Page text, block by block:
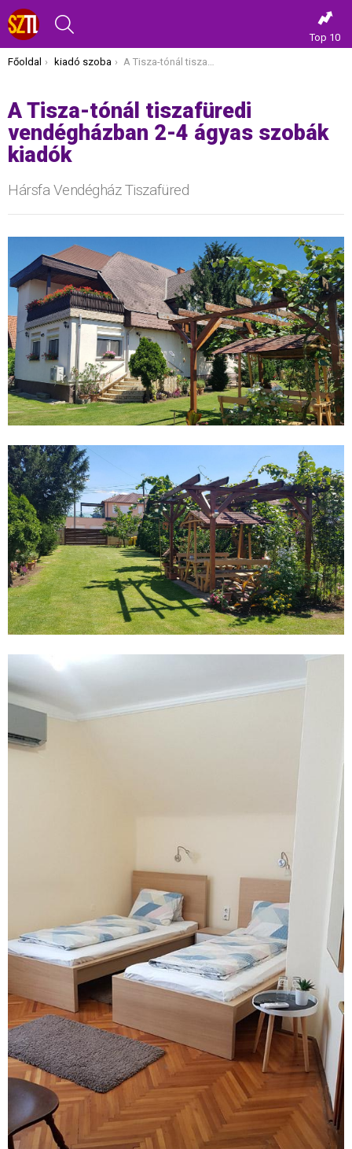
Top 10
Itt vagy most:
Főoldal kiadó szoba A Tisza-tónál tiszafüredi vendégházban 2-4 ágyas szobák kiadók
A Tisza-tónál tiszafüredi
vendégházban 2-4 ágyas szobák
kiadók
Hársfa Vendégház Tiszafüred